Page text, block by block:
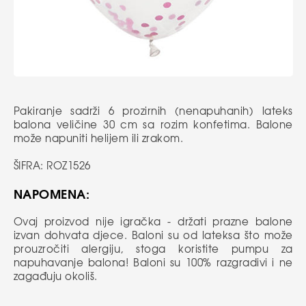
Pakiranje sadrži 6 prozirnih (nenapuhanih) lateks
balona veličine 30 cm sa rozim konfetima. Balone
može napuniti helijem ili zrakom.
ŠIFRA: ROZ1526
NAPOMENA:
Ovaj proizvod nije igračka - držati prazne balone
izvan dohvata djece. Baloni su od lateksa što može
prouzročiti alergiju, stoga koristite pumpu za
napuhavanje balona! Baloni su 100% razgradivi i ne
zagađuju okoliš.